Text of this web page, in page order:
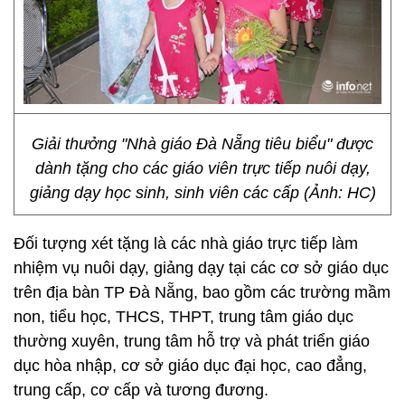
Giải thưởng "Nhà giáo Đà Nẵng tiêu biểu" được
dành tặng cho các giáo viên trực tiếp nuôi dạy,
giảng dạy học sinh, sinh viên các cấp (Ảnh: HC)
Đối tượng xét tặng là các nhà giáo trực tiếp làm
nhiệm vụ nuôi dạy, giảng dạy tại các cơ sở giáo dục
trên địa bàn TP Đà Nẵng, bao gồm các trường mầm
non, tiểu học, THCS, THPT, trung tâm giáo dục
thường xuyên, trung tâm hỗ trợ và phát triển giáo
dục hòa nhập, cơ sở giáo dục đại học, cao đẳng,
trung cấp, cơ cấp và tương đương.